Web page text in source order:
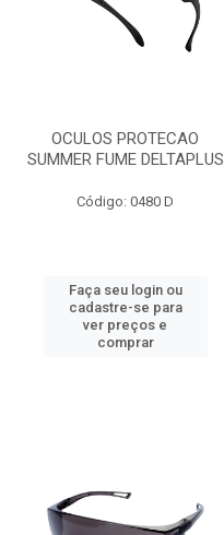
OCULOS PROTECAO
SUMMER FUME DELTAPLUS
Código: 0480 D
Faça seu login ou
cadastre-se para
ver preços e
comprar